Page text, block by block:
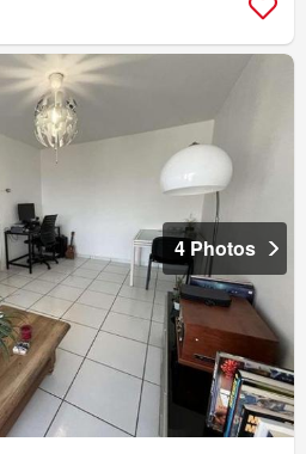
4 Photos